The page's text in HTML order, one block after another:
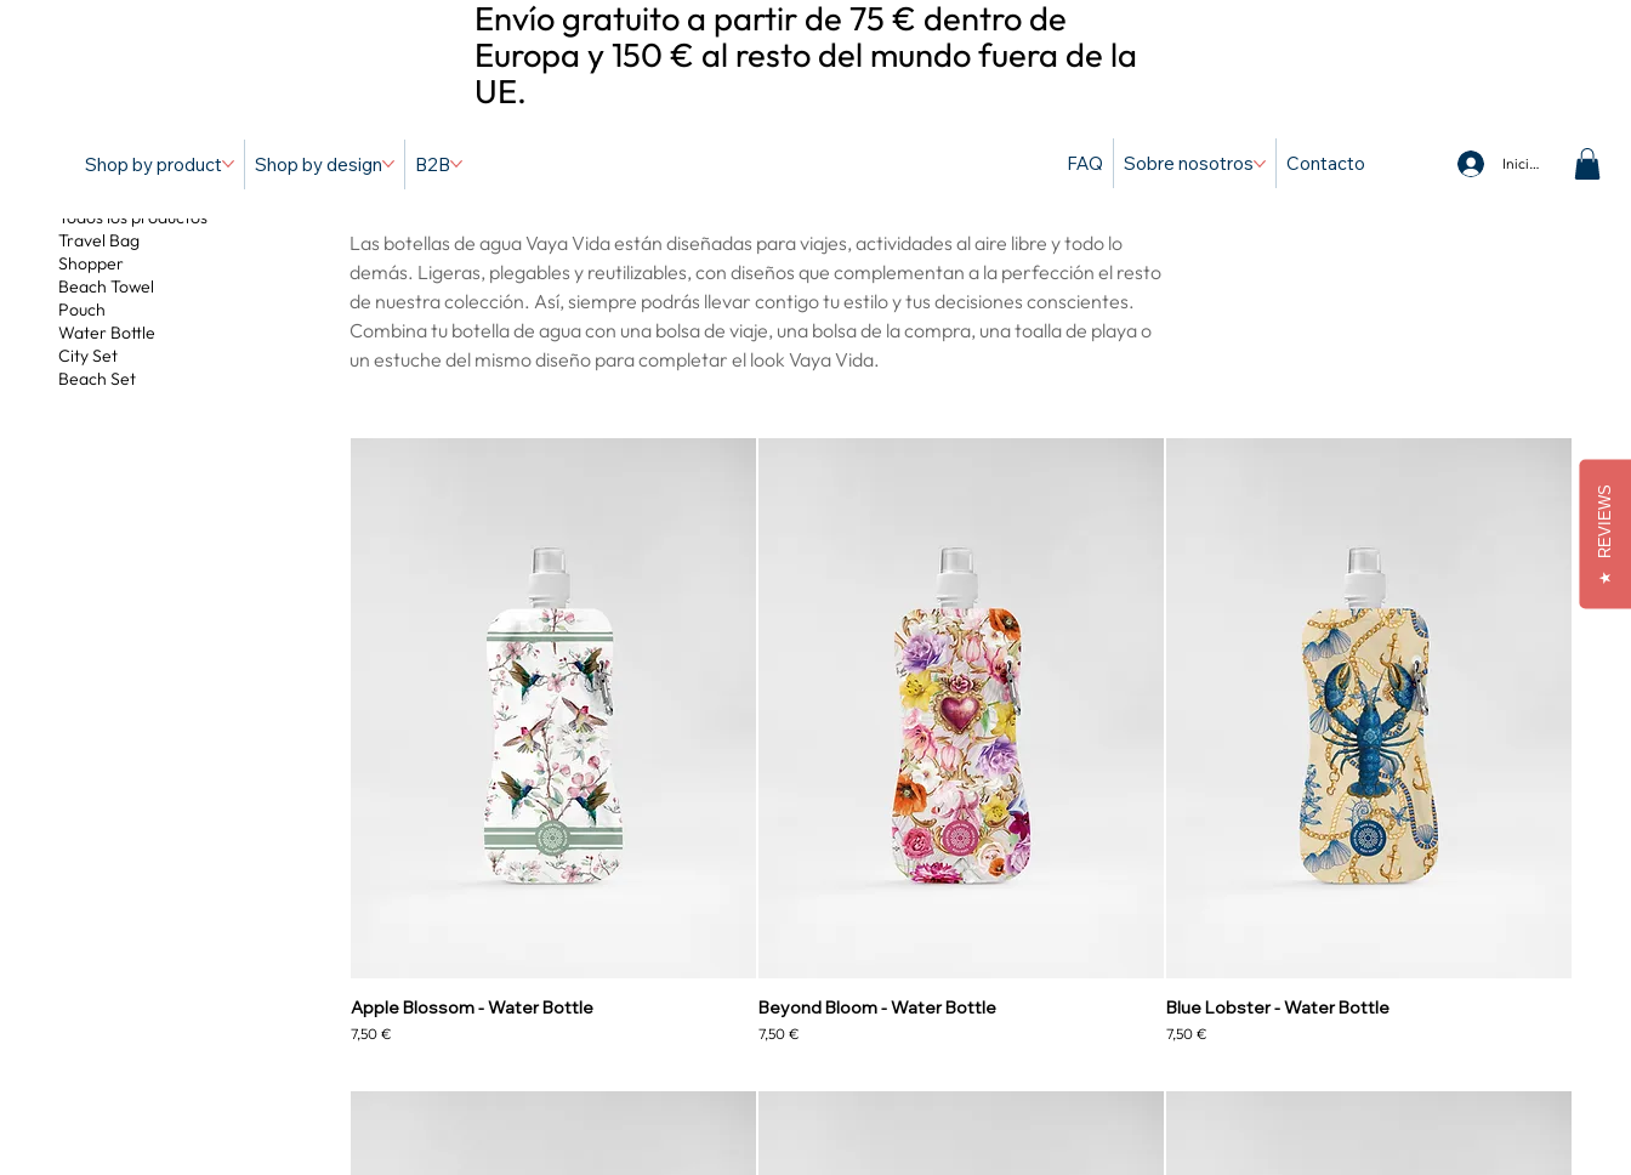
Shop by product Shop by design B2B Iniciar sesión
FAQ Sobre nosotros Contacto
Envío gratuito a partir de 75 € dentro de
Europa y 150 € al resto del mundo fuera de la
UE.
Todos los productos
Travel Bag
Shopper
Beach Towel
Pouch
Water Bottle
City Set
Beach Set
Water Bottle
Las botellas de agua Vaya Vida están diseñadas para viajes, actividades al aire libre y todo lo
demás. Ligeras, plegables y reutilizables, con diseños que complementan a la perfección el resto
de nuestra colección. Así, siempre podrás llevar contigo tu estilo y tus decisiones conscientes.
Combina tu botella de agua con una bolsa de viaje, una bolsa de la compra, una toalla de playa o
un estuche del mismo diseño para completar el look Vaya Vida.
Apple Blossom - Water Bottle
Precio
7,50 €
Beyond Bloom - Water Bottle
Precio
7,50 €
Blue Lobster - Water Bottle
Precio
7,50 €
★
REVIEWS